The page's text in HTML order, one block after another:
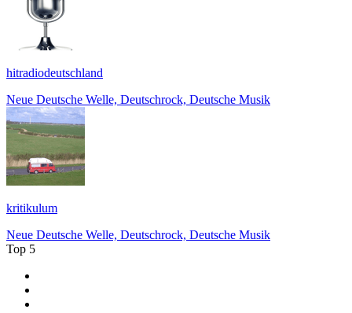
hitradiodeutschland
Neue Deutsche Welle, Deutschrock, Deutsche Musik
kritikulum
Neue Deutsche Welle, Deutschrock, Deutsche Musik
Top 5